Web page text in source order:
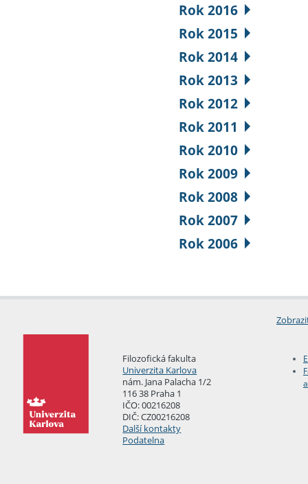
Rok 2016
Rok 2015
Rok 2014
Rok 2013
Rok 2012
Rok 2011
Rok 2010
Rok 2009
Rok 2008
Rok 2007
Rok 2006
Filozofická fakulta
Univerzita Karlova
nám. Jana Palacha 1/2
116 38 Praha 1
IČO: 00216208
DIČ: CZ00216208
Další kontakty
Podatelna